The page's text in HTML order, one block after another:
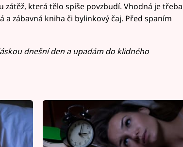
zátěž, která tělo spíše povzbudí. Vhodná je třeba
zábavná kniha či bylinkový čaj. Před spaním
dnešní den a upadám do klidného